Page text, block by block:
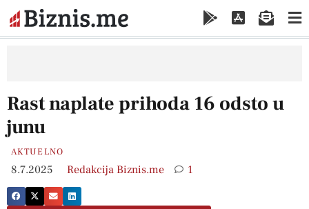
Rast naplate prihoda 16 odsto u
junu
AKTUELNO
8.7.2025 Redakcija Biznis.me 1